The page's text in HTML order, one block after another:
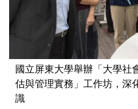
國立屏東大學舉辦「大學社
估與管理實務」工作坊，深
識